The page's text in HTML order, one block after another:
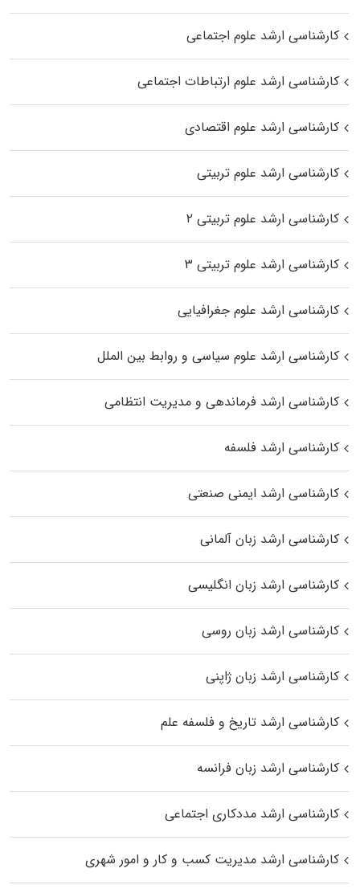
کارشناسی ارشد علوم اجتماعی
کارشناسی ارشد علوم ارتباطات اجتماعی
کارشناسی ارشد علوم اقتصادی
کارشناسی ارشد علوم تربیتی
کارشناسی ارشد علوم تربیتی ۲
کارشناسی ارشد علوم تربیتی ۳
کارشناسی ارشد علوم جغرافیایی
کارشناسی ارشد علوم سیاسی و روابط بین الملل
کارشناسی ارشد فرماندهی و مدیریت انتظامی
کارشناسی ارشد فلسفه
کارشناسی ارشد ایمنی صنعتی
کارشناسی ارشد زبان آلمانی
کارشناسی ارشد زبان انگلیسی
کارشناسی ارشد زبان روسی
کارشناسی ارشد زبان ژاپنی
کارشناسی ارشد تاریخ و فلسفه علم
کارشناسی ارشد زبان فرانسه
کارشناسی ارشد مددکاری اجتماعی
کارشناسی ارشد مدیریت کسب و کار و امور شهری